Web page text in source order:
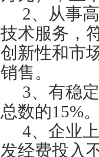
2、从事
技术服务，
创新性和市
销售。
3、有稳
总数的15%
4、企业
发经费投入